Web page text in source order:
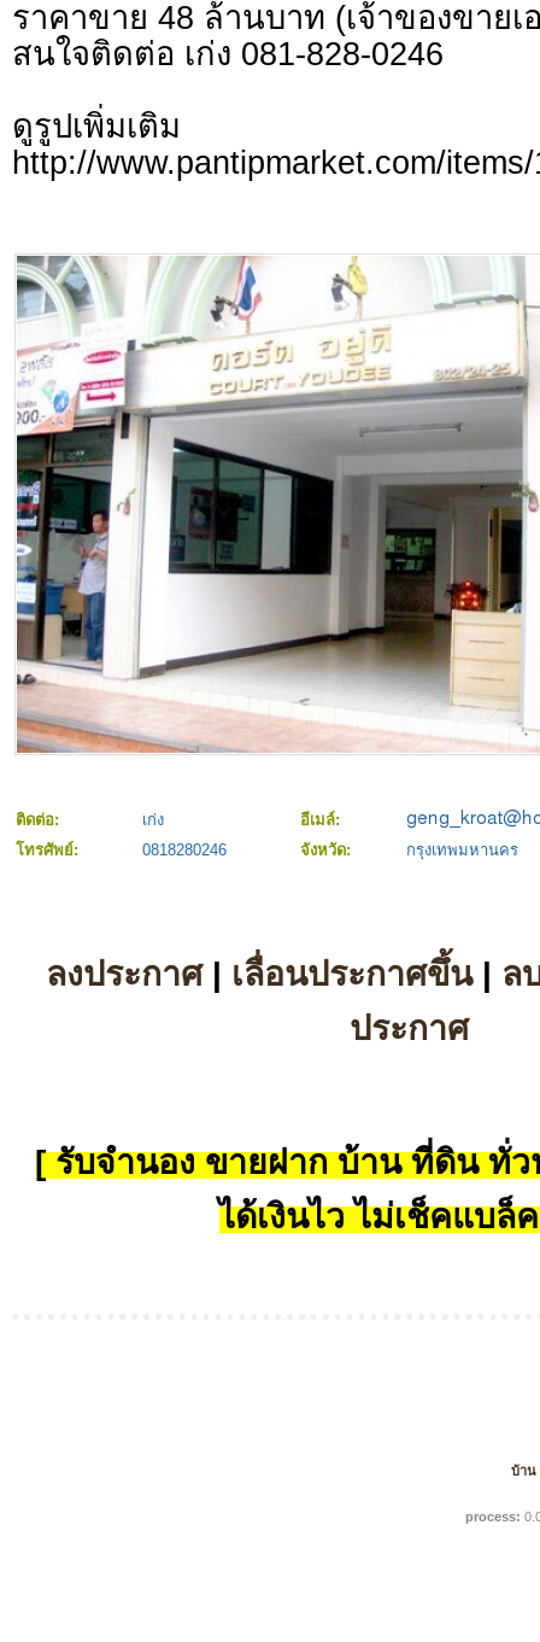
ราคาขาย 48 ล้านบาท (เจ้าของขายเ
สนใจติดต่อ เก่ง 081-828-0246
ดูรูปเพิ่มเติม
http://www.pantipmarket.com/
ติดต่อ: เก่ง
อีเมล์:
โทรศัพย์:
0818280246 จังหวัด: กรุงเทพมหานคร
ลงประกาศ| เลื่อนประกาศขึ้น| ล
ประกาศ
[ รับจำนอง ขายฝาก บ้าน ที่ดิน ทั่ว
ได้เงินไว ไม่เช็คแบล็
บ้าน
process: